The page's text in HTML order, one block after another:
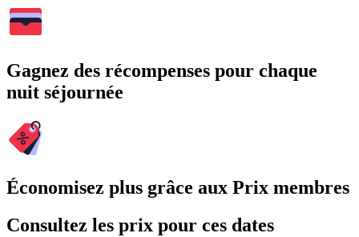
Gagnez des récompenses pour chaque
nuit séjournée
Économisez plus grâce aux Prix membres
Consultez les prix pour ces dates